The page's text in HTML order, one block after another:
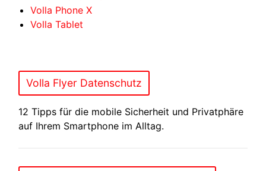
Volla Phone X
Volla Tablet
Volla Flyer Datenschutz
12 Tipps für die mobile Sicherheit und Privatphäre
auf Ihrem Smartphone im Alltag.